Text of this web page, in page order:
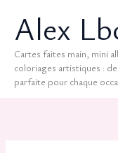
contenuAlex
Cartes faites main, mini
coloriages artistiques :
parfaite pour chaque